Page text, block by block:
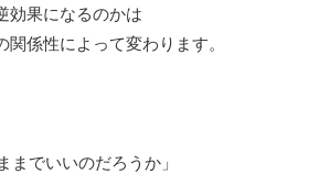
効果になるのかは
係性によって変わります。
までいいのだろうか」